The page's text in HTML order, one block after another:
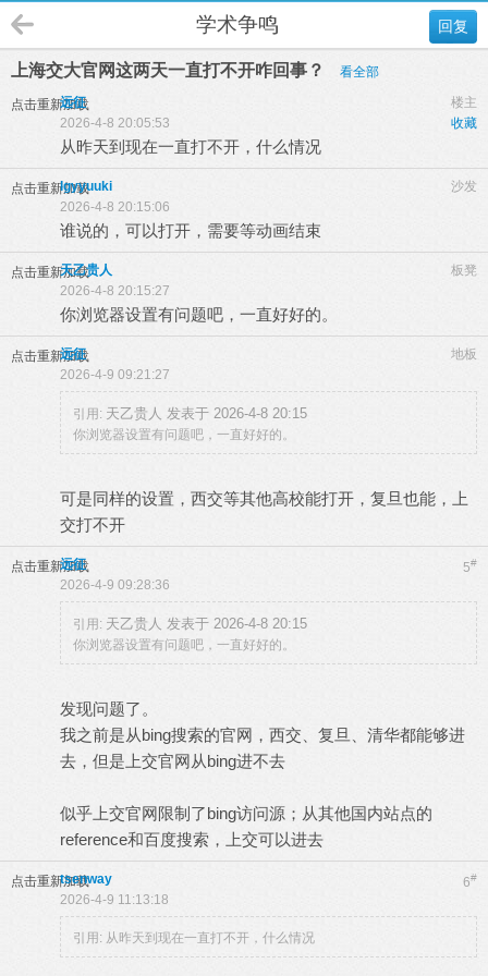
回复
学术争鸣
上海交大官网这两天一直打不开咋回事？ 看全部
点击重新加载 楼主
远征
收藏
2026-4-8 20:05:53
从昨天到现在一直打不开，什么情况
点击重新加载 沙发
lgyyuuki
2026-4-8 20:15:06
谁说的，可以打开，需要等动画结束
点击重新加载 板凳
天乙贵人
2026-4-8 20:15:27
你浏览器设置有问题吧，一直好好的。
点击重新加载 地板
远征
2026-4-9 09:21:27
引用: 天乙贵人 发表于 2026-4-8 20:15
你浏览器设置有问题吧，一直好好的。
可是同样的设置，西交等其他高校能打开，复旦也能，上
交打不开
点击重新加载 5#
远征
2026-4-9 09:28:36
引用: 天乙贵人 发表于 2026-4-8 20:15
你浏览器设置有问题吧，一直好好的。
发现问题了。
我之前是从bing搜索的官网，西交、复旦、清华都能够进
去，但是上交官网从bing进不去
似乎上交官网限制了bing访问源；从其他国内站点的
reference和百度搜索，上交可以进去
点击重新加载 6#
tsenway
2026-4-9 11:13:18
引用: 从昨天到现在一直打不开，什么情况